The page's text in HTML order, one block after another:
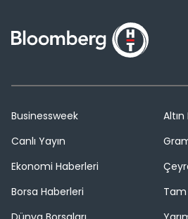
Businessweek
Canlı Yayın
Ekonomi Haberleri
Borsa Haberleri
Altın
Tam